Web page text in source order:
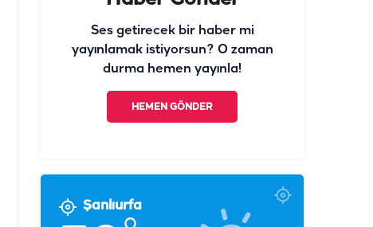
Şanlıurfa
30°
30 ° 31